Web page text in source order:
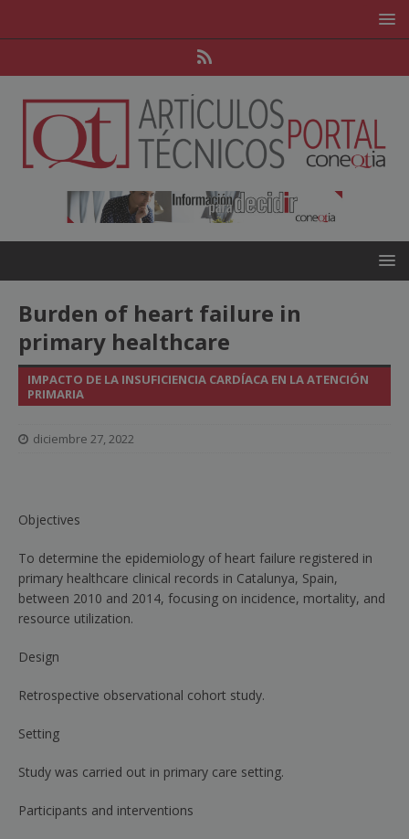
Burden of heart failure in
primary healthcare
IMPACTO DE LA INSUFICIENCIA CARDÍACA EN LA ATENCIÓN
PRIMARIA
diciembre 27, 2022
Objectives
To determine the epidemiology of heart failure registered in
primary healthcare clinical records in Catalunya, Spain,
between 2010 and 2014, focusing on incidence, mortality, and
resource utilization.
Design
Retrospective observational cohort study.
Setting
Study was carried out in primary care setting.
Participants and interventions